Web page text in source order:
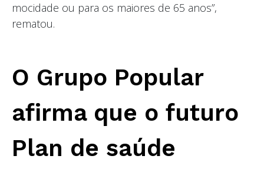
mocidade ou para os maiores de 65 anos”,
rematou.
O Grupo Popular
afirma que o futuro
Plan de saúde